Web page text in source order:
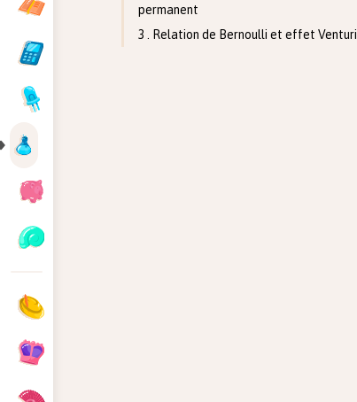
permanent
3 . Relation de Bernoulli et effet Venturi